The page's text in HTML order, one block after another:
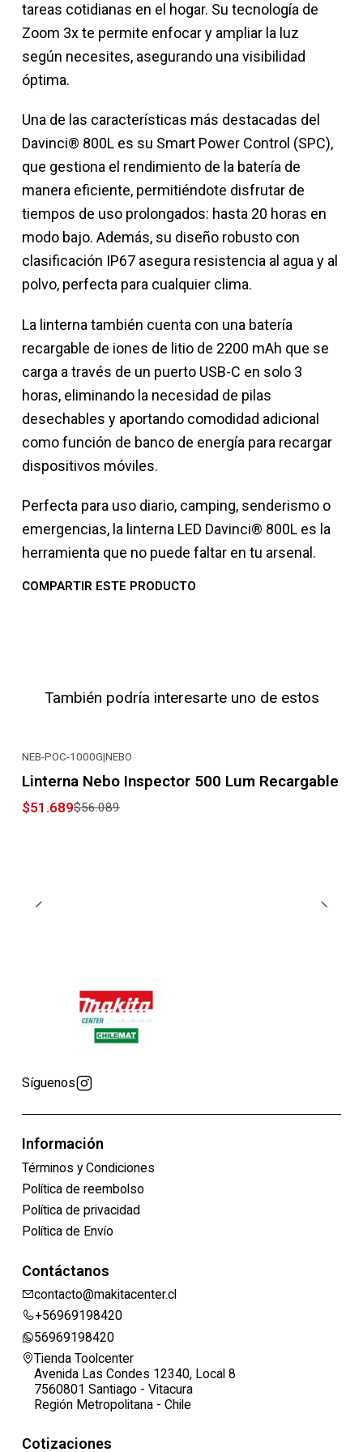
tareas cotidianas en el hogar. Su tecnología de
Zoom 3x te permite enfocar y ampliar la luz
según necesites, asegurando una visibilidad
óptima.
Una de las características más destacadas del
Davinci® 800L es su Smart Power Control (SPC),
que gestiona el rendimiento de la batería de
manera eficiente, permitiéndote disfrutar de
tiempos de uso prolongados: hasta 20 horas en
modo bajo. Además, su diseño robusto con
clasificación IP67 asegura resistencia al agua y al
polvo, perfecta para cualquier clima.
La linterna también cuenta con una batería
recargable de iones de litio de 2200 mAh que se
carga a través de un puerto USB-C en solo 3
horas, eliminando la necesidad de pilas
desechables y aportando comodidad adicional
como función de banco de energía para recargar
dispositivos móviles.
Perfecta para uso diario, camping, senderismo o
emergencias, la linterna LED Davinci® 800L es la
herramienta que no puede faltar en tu arsenal.
COMPARTIR ESTE PRODUCTO
También podría interesarte uno de estos
NEB-POC-1000G|NEBO
Linterna Nebo Inspector 500 Lum Recargable
$51.689$56.089
Síguenos
Información
Términos y Condiciones
Política de reembolso
Política de privacidad
Política de Envío
Contáctanos
contacto@makitacenter.cl
+56969198420
56969198420
Tienda Toolcenter
Avenida Las Condes 12340, Local 8
7560801 Santiago - Vitacura
Región Metropolitana - Chile
Cotizaciones